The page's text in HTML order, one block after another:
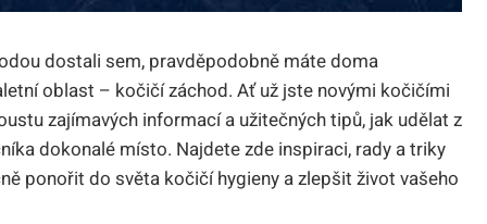
dostali sem, pravděpodobně⁤ máte doma
oblast – kočičí záchod. Ať už jste novými kočičími
zajímavých informací a ‌užitečných tipů, jak udělat z
dokonalé místo. Najdete zde inspiraci, rady a triky
ponořit do světa‌ kočičí⁢ hygieny⁣ a zlepšit ​život vašeho